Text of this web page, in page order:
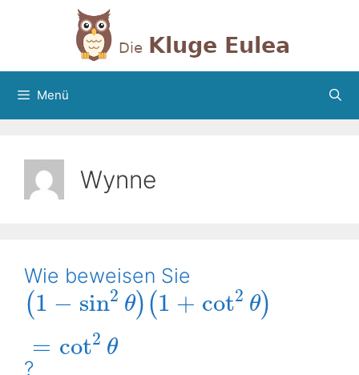
Menü
Wynne
Wie beweisen Sie
(1 − sin2 θ) (1 + cot2 θ)
= cot2 θ
?